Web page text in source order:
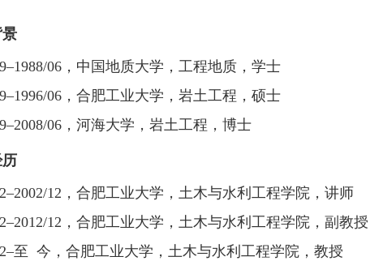
–1988/06，中国地质大学，工程地质，学士
–1996/06，合肥工业大学，岩土工程，硕士
–2008/06，河海大学，岩土工程，博士
12，合肥工业大学，土木与水利工程学院，讲师
12，合肥工业大学，土木与水利工程学院，副教授
至 今，合肥工业大学，土木与水利工程学院，教授